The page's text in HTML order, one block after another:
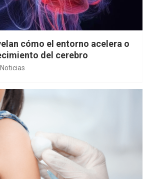
cómo el entorno acelera o
del cerebro